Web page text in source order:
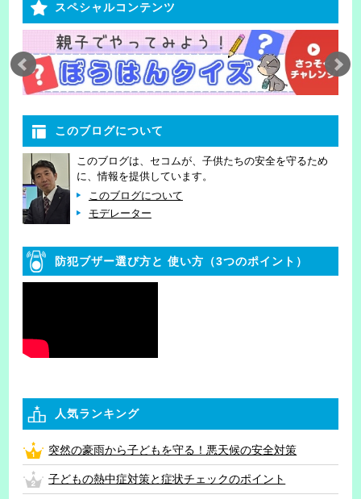
スペシャルコンテンツ
このブログについて
このブログは、セコムが、子供たちの安全を守るため
に、情報を提供しています。
このブログについて
モデレーター
防犯ブザー選び方と 使い方（3つのポイント）
人気ランキング
突然の豪雨から子どもを守る！悪天候の安全対策
子どもの熱中症対策と症状チェックのポイント